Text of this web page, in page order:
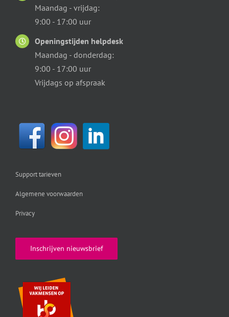
Maandag - vrijdag:
9:00 - 17:00 uur
Openingstijden helpdesk
Maandag - donderdag:
9:00 - 17:00 uur
Vrijdags op afspraak
Support tarieven
Algemene voorwaarden
Privacy
Inschrijven nieuwsbrief